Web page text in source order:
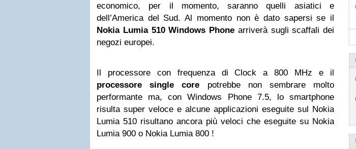
economico, per il momento, saranno quelli asiatici e
dell’America del Sud. Al momento non è dato sapersi se il
Nokia Lumia 510 Windows Phone arriverà sugli scaffali dei
negozi europei.
Il processore con frequenza di Clock a 800 MHz e il
processore single core potrebbe non sembrare molto
performante ma, con Windows Phone 7.5, lo smartphone
risulta super veloce e alcune applicazioni eseguite sul Nokia
Lumia 510 risultano ancora più veloci che eseguite su Nokia
Lumia 900 o Nokia Lumia 800 !